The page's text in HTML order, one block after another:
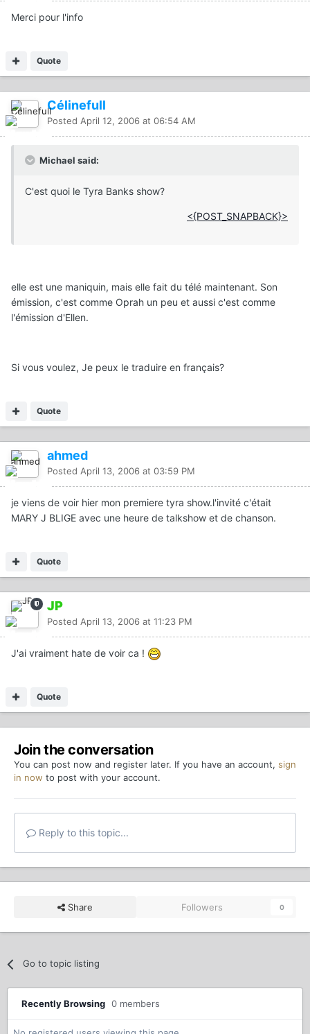
Merci pour l'info
Quote
Célinefull
Posted April 12, 2006 at 06:54 AM
Michael said:
C'est quoi le Tyra Banks show?
<{POST_SNAPBACK}>
elle est une maniquin, mais elle fait du télé maintenant. Son
émission, c'est comme Oprah un peu et aussi c'est comme
l'émission d'Ellen.
Si vous voulez, Je peux le traduire en français?
Quote
ahmed
Posted April 13, 2006 at 03:59 PM
je viens de voir hier mon premiere tyra show.l'invité c'était
MARY J BLIGE avec une heure de talkshow et de chanson.
Quote
JP
Posted April 13, 2006 at 11:23 PM
J'ai vraiment hate de voir ca !
Quote
Join the conversation
You can post now and register later. If you have an account, sign
in now to post with your account.
Reply to this topic...
Share Followers 0
Go to topic listing
Recently Browsing 0 members